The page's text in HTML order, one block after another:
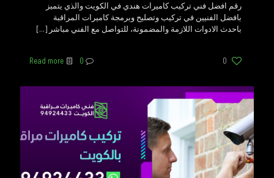
رقم افضل فني تركيب كاميرات هندي في الكويت والذي يتميز
بافضل الفنيين في تركيب وتصليح وبرمجة كاميرات المراقبة
باحدث الادوات اللازمة والمضمونة، للتواصل مع الفني مباشر […]
0
0
Read more